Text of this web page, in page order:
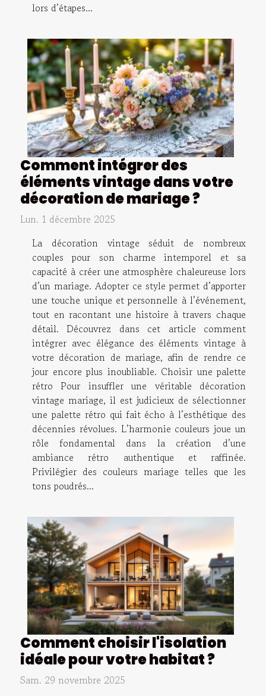
lors d’étapes...
Comment intégrer des
éléments vintage dans votre
décoration de mariage ?
Lun. 1 décembre 2025
La décoration vintage séduit de nombreux
couples pour son charme intemporel et sa
capacité à créer une atmosphère chaleureuse lors
d’un mariage. Adopter ce style permet d’apporter
une touche unique et personnelle à l’événement,
tout en racontant une histoire à travers chaque
détail. Découvrez dans cet article comment
intégrer avec élégance des éléments vintage à
votre décoration de mariage, afin de rendre ce
jour encore plus inoubliable. Choisir une palette
rétro Pour insuffler une véritable décoration
vintage mariage, il est judicieux de sélectionner
une palette rétro qui fait écho à l’esthétique des
décennies révolues. L’harmonie couleurs joue un
rôle fondamental dans la création d’une
ambiance rétro authentique et raffinée.
Privilégier des couleurs mariage telles que les
tons poudrés...
Comment choisir l'isolation
idéale pour votre habitat ?
Sam. 29 novembre 2025